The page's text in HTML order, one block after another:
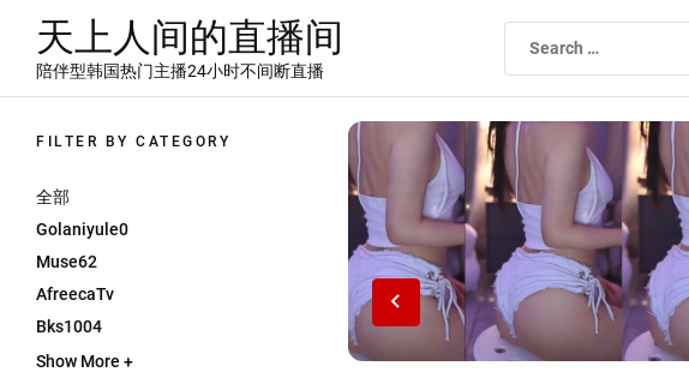
content
天上人间的直播间
陪伴型韩国热门主播24小时不间断直播
FILTER BY CATEGORY
全部
Golaniyule0
Muse62
AfreecaTv
Bks1004
Show More +